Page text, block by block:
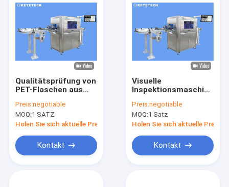
Qualitätsprüfung von
PET-Flaschen aus
von KI-Deep Learning
Machine Vision
Preis:negotiable
MOQ:1 SATZ
Holen Sie sich aktuelle Preis
Kontakt
Visuelle
Inspektionsmaschine
für den industriellen
FMCG-Einsatz
Preis:negotiable
MOQ:1 Satz
Holen Sie sich aktuelle Preis
Kontakt